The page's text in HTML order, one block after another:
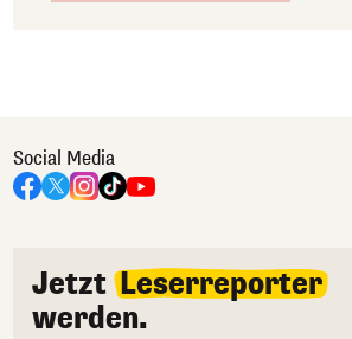
Social Media
Jetzt Leserreporter
werden.